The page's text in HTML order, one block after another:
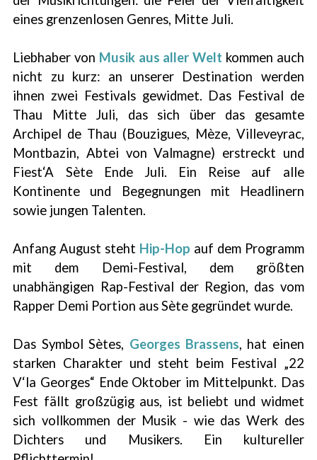
eines grenzenlosen Genres, Mitte Juli.
Liebhaber von Musik aus aller Welt kommen auch
nicht zu kurz: an unserer Destination werden
ihnen zwei Festivals gewidmet. Das Festival de
Thau Mitte Juli, das sich über das gesamte
Archipel de Thau (Bouzigues, Mèze, Villeveyrac,
Montbazin, Abtei von Valmagne) erstreckt und
Fiest‘A Sète Ende Juli. Ein Reise auf alle
Kontinente und Begegnungen mit Headlinern
sowie jungen Talenten.
Anfang August steht Hip-Hop auf dem Programm
mit dem Demi-Festival, dem größten
unabhängigen Rap-Festival der Region, das vom
Rapper Demi Portion aus Sète gegründet wurde.
Das Symbol Sètes, Georges Brassens, hat einen
starken Charakter und steht beim Festival „22
V‘la Georges“ Ende Oktober im Mittelpunkt. Das
Fest fällt großzügig aus, ist beliebt und widmet
sich vollkommen der Musik - wie das Werk des
Dichters und Musikers. Ein kultureller